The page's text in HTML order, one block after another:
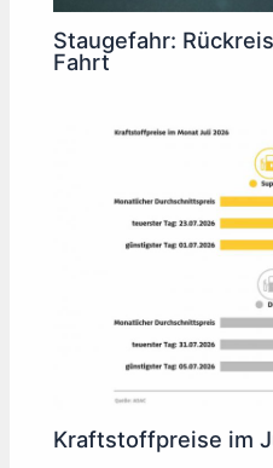
Staugefahr:
Fahrt
Kraftstoffpreise im